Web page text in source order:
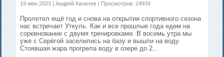
19 июн 2023 | Андрей Калачев | Просмотров: 24934
Пролетел ещё год и снова на открытии спортивного сезона
нас встречает Уткуль. Как и все прошлые года едем на
соревнование с двумя тренировками. В восемь утра мы
уже с Серёгой заселились на базу и вышли на воду.
Стоявшая жара прогрела воду в озере до 2...